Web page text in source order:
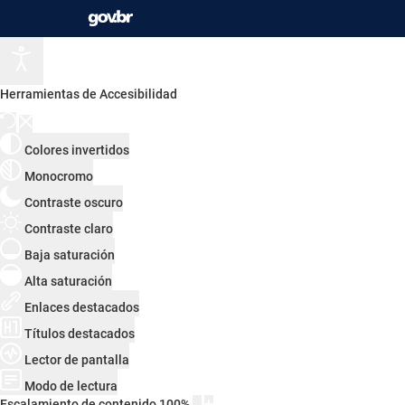
Herramientas de Accesibilidad
Colores invertidos
Monocromo
Contraste oscuro
Contraste claro
Baja saturación
Alta saturación
Enlaces destacados
Títulos destacados
Lector de pantalla
Modo de lectura